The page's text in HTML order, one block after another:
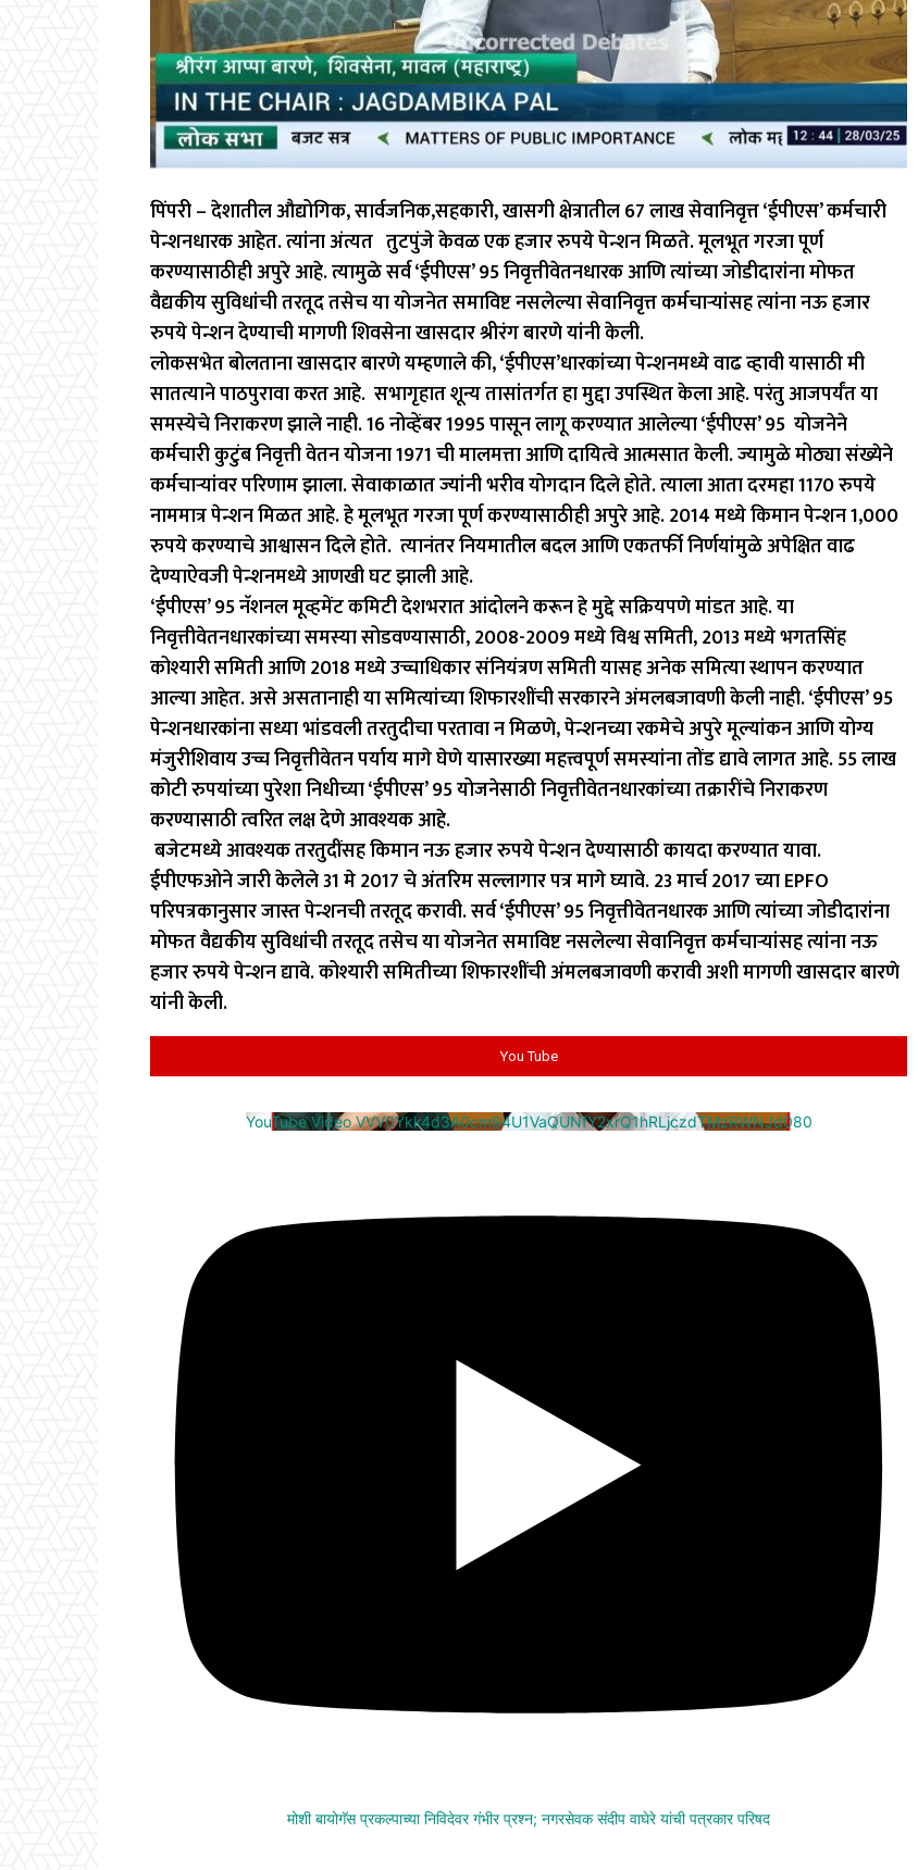
पिंपरी – देशातील औद्योगिक, सार्वजनिक,सहकारी, खासगी क्षेत्रातील 67 लाख सेवानिवृत्त ‘ईपीएस’ कर्मचारी
पेन्शनधारक आहेत. त्यांना अंत्यत तुटपुंजे केवळ एक हजार रुपये पेन्शन मिळते. मूलभूत गरजा पूर्ण
करण्यासाठीही अपुरे आहे. त्यामुळे सर्व ‘ईपीएस’ 95 निवृत्तीवेतनधारक आणि त्यांच्या जोडीदारांना मोफत
वैद्यकीय सुविधांची तरतूद तसेच या योजनेत समाविष्ट नसलेल्या सेवानिवृत्त कर्मचार्‍यांसह त्यांना नऊ हजार
रुपये पेन्शन देण्याची मागणी शिवसेना खासदार श्रीरंग बारणे यांनी केली.
लोकसभेत बोलताना खासदार बारणे यम्हणाले की, ‘ईपीएस’धारकांच्या पेन्शनमध्ये वाढ व्हावी यासाठी मी
सातत्याने पाठपुरावा करत आहे. सभागृहात शून्य तासांतर्गत हा मुद्दा उपस्थित केला आहे. परंतु आजपर्यंत या
समस्येचे निराकरण झाले नाही. 16 नोव्हेंबर 1995 पासून लागू करण्यात आलेल्या ‘ईपीएस’ 95 योजनेने
कर्मचारी कुटुंब निवृत्ती वेतन योजना 1971 ची मालमत्ता आणि दायित्वे आत्मसात केली. ज्यामुळे मोठ्या संख्येने
कर्मचार्‍यांवर परिणाम झाला. सेवाकाळात ज्यांनी भरीव योगदान दिले होते. त्याला आता दरमहा 1170 रुपये
नाममात्र पेन्शन मिळत आहे. हे मूलभूत गरजा पूर्ण करण्यासाठीही अपुरे आहे. 2014 मध्ये किमान पेन्शन 1,000
रुपये करण्याचे आश्वासन दिले होते. त्यानंतर नियमातील बदल आणि एकतर्फी निर्णयांमुळे अपेक्षित वाढ
देण्याऐवजी पेन्शनमध्ये आणखी घट झाली आहे.
‘ईपीएस’ 95 नॅशनल मूव्हमेंट कमिटी देशभरात आंदोलने करून हे मुद्दे सक्रियपणे मांडत आहे. या
निवृत्तीवेतनधारकांच्या समस्या सोडवण्यासाठी, 2008-2009 मध्ये विश्व समिती, 2013 मध्ये भगतसिंह
कोश्यारी समिती आणि 2018 मध्ये उच्चाधिकार संनियंत्रण समिती यासह अनेक समित्या स्थापन करण्यात
आल्या आहेत. असे असतानाही या समित्यांच्या शिफारशींची सरकारने अंमलबजावणी केली नाही. ‘ईपीएस’ 95
पेन्शनधारकांना सध्या भांडवली तरतुदीचा परतावा न मिळणे, पेन्शनच्या रकमेचे अपुरे मूल्यांकन आणि योग्य
मंजुरीशिवाय उच्च निवृत्तीवेतन पर्याय मागे घेणे यासारख्या महत्त्वपूर्ण समस्यांना तोंड द्यावे लागत आहे. 55 लाख
कोटी रुपयांच्या पुरेशा निधीच्या ‘ईपीएस’ 95 योजनेसाठी निवृत्तीवेतनधारकांच्या तक्रारींचे निराकरण
करण्यासाठी त्वरित लक्ष देणे आवश्यक आहे.
बजेटमध्ये आवश्यक तरतुदींसह किमान नऊ हजार रुपये पेन्शन देण्यासाठी कायदा करण्यात यावा.
ईपीएफओने जारी केलेले 31 मे 2017 चे अंतरिम सल्लागार पत्र मागे घ्यावे. 23 मार्च 2017 च्या EPFO
परिपत्रकानुसार जास्त पेन्शनची तरतूद करावी. सर्व ‘ईपीएस’ 95 निवृत्तीवेतनधारक आणि त्यांच्या जोडीदारांना
मोफत वैद्यकीय सुविधांची तरतूद तसेच या योजनेत समाविष्ट नसलेल्या सेवानिवृत्त कर्मचार्‍यांसह त्यांना नऊ
हजार रुपये पेन्शन द्यावे. कोश्यारी समितीच्या शिफारशींची अंमलबजावणी करावी अशी मागणी खासदार बारणे
यांनी केली.
You Tube
YouTube Video VVV0Ykk4d3A0cm94U1VaQUNfY2xrQ1hRLjczdTMzRWNJd080
मोशी बायोगॅस प्रकल्पाच्या निविदेवर गंभीर प्रश्न; नगरसेवक संदीप वाघेरे यांची पत्रकार परिषद